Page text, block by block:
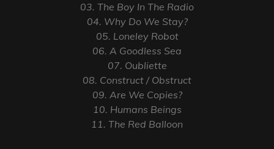
03. The Boy In The Radio
04. Why Do We Stay?
05. Loneley Robot
06. A Goodless Sea
07. Oubliette
08. Construct / Obstruct
09. Are We Copies?
10. Humans Beings
11. The Red Balloon